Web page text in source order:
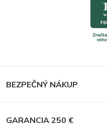
BEZPEČNÝ NÁKUP
GARANCIA 250 €